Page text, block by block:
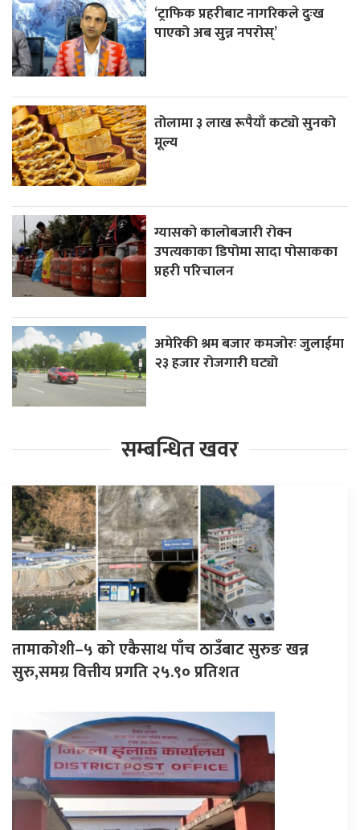
‘ट्राफिक प्रहरीबाट नागरिकले दुःख
पाएको अब सुन्न नपरोस्’
तोलामा ३ लाख रूपैयाँ कट्यो सुनको
मूल्य
ग्यासको कालोबजारी रोक्न
उपत्यकाका डिपोमा सादा पोसाकका
प्रहरी परिचालन
अमेरिकी श्रम बजार कमजोरः जुलाईमा
२३ हजार रोजगारी घट्यो
सम्बन्धित खवर
तामाकोशी–५ को एकैसाथ पाँच ठाउँबाट सुरुङ खन्न
सुरु,समग्र वित्तीय प्रगति २५.९० प्रतिशत